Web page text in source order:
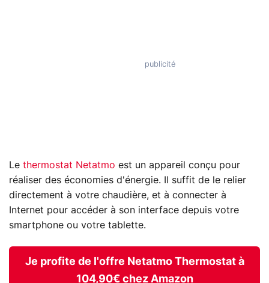
Le thermostat Netatmo est un appareil conçu pour
réaliser des économies d'énergie. Il suffit de le relier
directement à votre chaudière, et à connecter à
Internet pour accéder à son interface depuis votre
smartphone ou votre tablette.
Je profite de l'offre Netatmo Thermostat à
104,90€ chez Amazon